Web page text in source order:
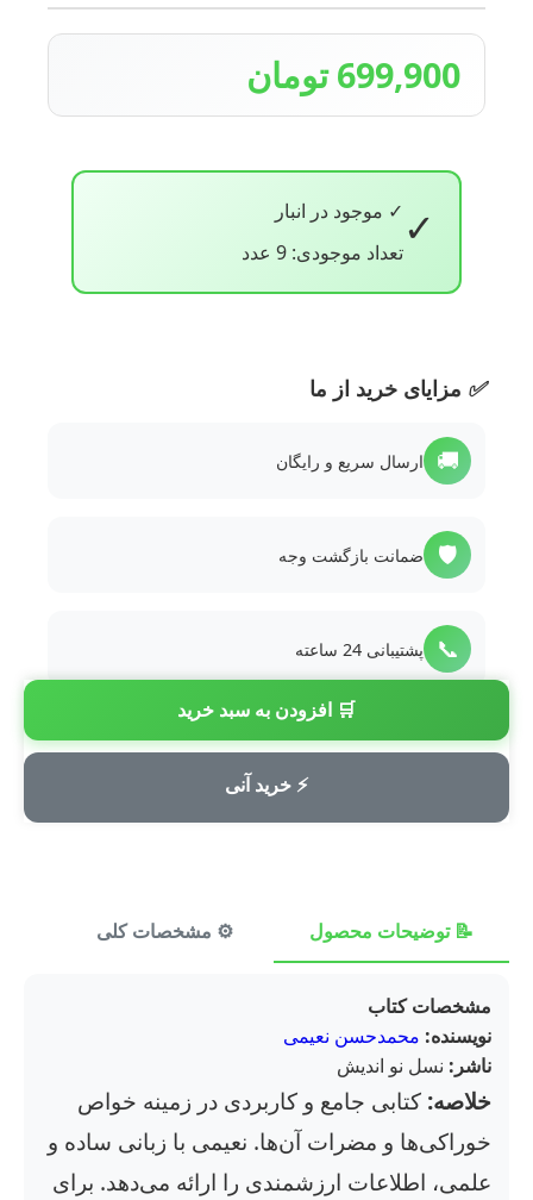
699,900 تومان
✓ ✓ موجود در انبار
تعداد موجودی: 9 عدد
🛒 افزودن به سبد خرید
⚡ خرید آنی
✅ مزایای خرید از ما
🚚 ارسال سریع و رایگان
🛡️ ضمانت بازگشت وجه
📞 پشتیبانی 24 ساعته
💳 پرداخت امن
📝 توضیحات محصول ⚙️ مشخصات کلی
مشخصات کتاب
نویسنده: محمدحسن نعیمی
ناشر: نسل نو اندیش
خلاصه: کتابی جامع و کاربردی در زمینه خواص
خوراکی‌ها و مضرات آن‌ها. نعیمی با زبانی ساده و
علمی، اطلاعات ارزشمندی را ارائه می‌دهد. برای